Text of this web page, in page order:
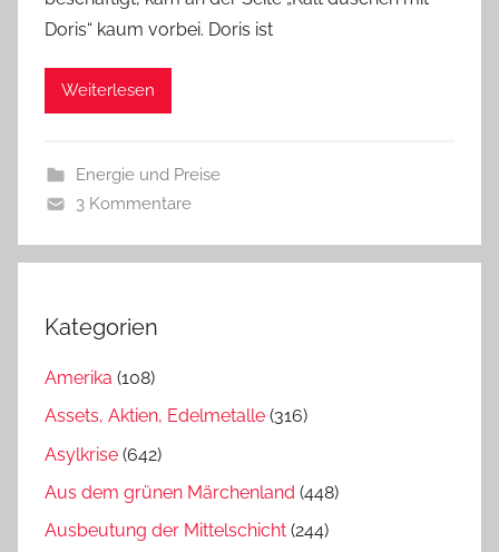
Doris“ kaum vorbei. Doris ist
Weiterlesen
Energie und Preise
3 Kommentare
Kategorien
Amerika (108)
Assets, Aktien, Edelmetalle (316)
Asylkrise (642)
Aus dem grünen Märchenland (448)
Ausbeutung der Mittelschicht (244)